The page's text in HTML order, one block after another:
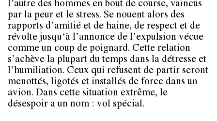
l’autre des hommes en bout de course, vaincus
par la peur et le stress. Se nouent alors des
rapports d’amitié et de haine, de respect et de
révolte jusqu‘à l’annonce de l’expulsion vécue
comme un coup de poignard. Cette relation
s’achève la plupart du temps dans la détresse et
l’humiliation. Ceux qui refusent de partir seront
menottés, ligotés et installés de force dans un
avion. Dans cette situation extrême, le
désespoir a un nom : vol spécial.